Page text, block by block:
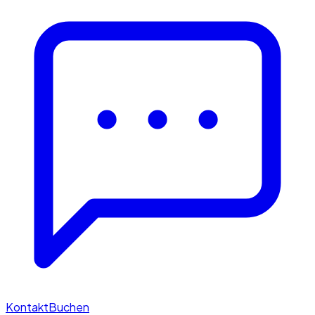
KontaktBuchen